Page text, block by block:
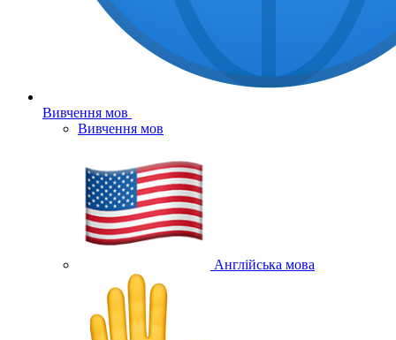
Вивчення мов
Вивчення мов
Англійська мова